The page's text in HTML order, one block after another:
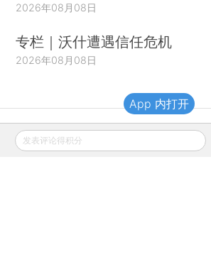
2026年08月08日
专栏｜沃什遭遇信任危机
2026年08月08日
财新移动
发表评论得积分
App 内打开